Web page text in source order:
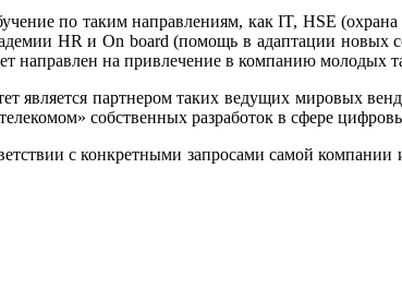
по таким направлениям, как IT, HSE
HR и On board (помощь в адаптации новых
направлен на привлечение в компанию молодых
является партнером таких ведущих мировых
собственных разработок в сфере
с конкретными запросами самой